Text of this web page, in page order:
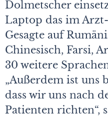
Dolmetscher
Laptop das im
Gesagte auf
Chinesisch, Farsi,
30 weitere
„Außerdem ist uns
dass wir uns nach
Patienten richten“,